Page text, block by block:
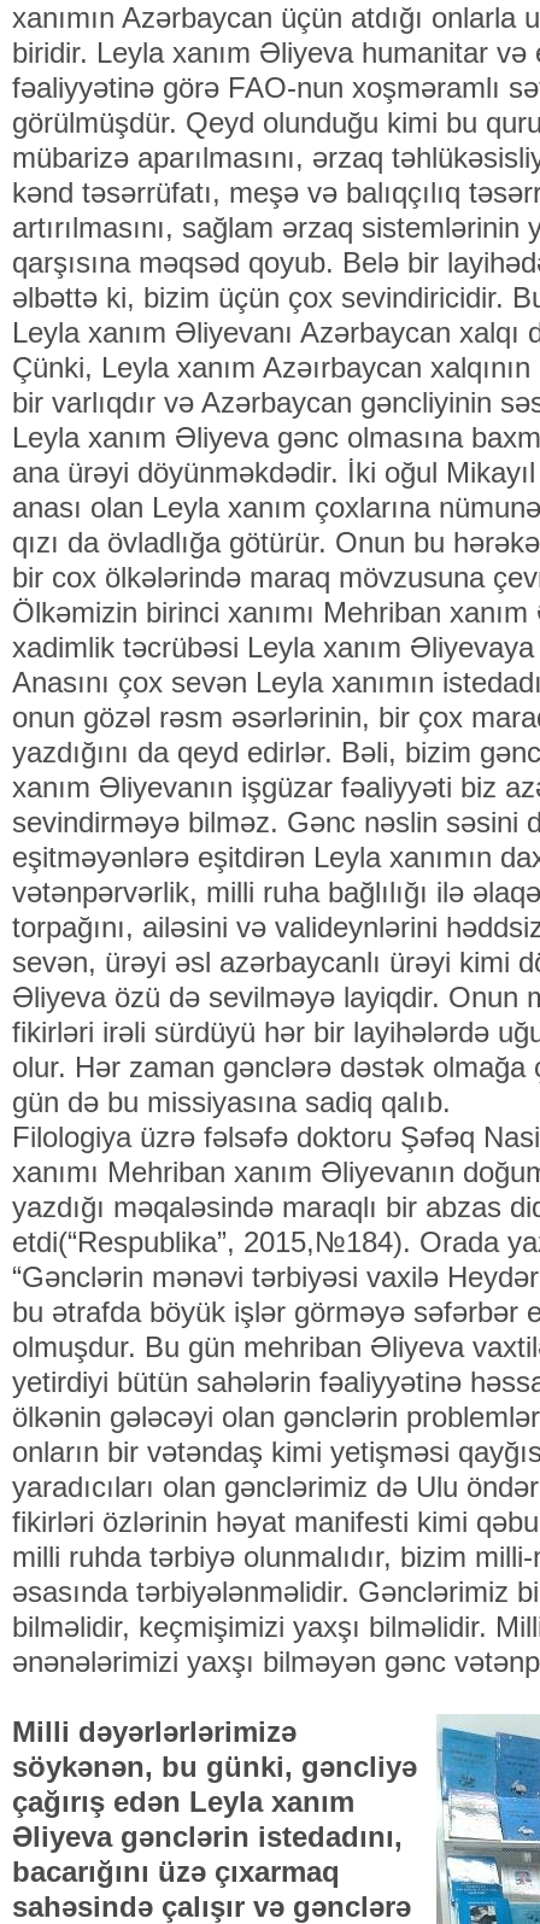
xanımın Azərbaycan üçün atdığı onlarla
biridir. Leyla xanım Əliyeva humanitar və
fəaliyyətinə görə FAO-nun xoşməramlı
görülmüşdür. Qeyd olunduğu kimi bu
mübarizə aparılmasını, ərzaq
kənd təsərrüfatı, meşə və balıqçılıq
artırılmasını, sağlam ərzaq sistemlərinin
qarşısına məqsəd qoyub. Belə bir
əlbəttə ki, bizim üçün çox sevindiricidir.
Leyla xanım Əliyevanı Azərbaycan xalqı
Çünki, Leyla xanım Azəırbaycan
bir varlıqdır və Azərbaycan gəncliyinin
Leyla xanım Əliyeva gənc olmasına
ana ürəyi döyünməkdədir. İki oğul
anası olan Leyla xanım çoxlarına
qızı da övladlığa götürür. Onun bu
bir cox ölkələrində maraq mövzusuna
Ölkəmizin birinci xanımı Mehriban
xadimlik təcrübəsi Leyla xanım
Anasını çox sevən Leyla xanımın
onun gözəl rəsm əsərlərinin, bir çox
yazdığını da qeyd edirlər. Bəli, bizim
xanım Əliyevanın işgüzar fəaliyyəti biz
sevindirməyə bilməz. Gənc nəslin səsini
eşitməyənlərə eşitdirən Leyla xanımın
vətənpərvərlik, milli ruha bağlılığı ilə
torpağını, ailəsini və valideynlərini
sevən, ürəyi əsl azərbaycanlı ürəyi kimi
Əliyeva özü də sevilməyə layiqdir. Onun
fikirləri irəli sürdüyü hər bir layihələrdə
olur. Hər zaman gənclərə dəstək olmağa
gün də bu missiyasına sadiq qalıb.
Filologiya üzrə fəlsəfə doktoru Şəfəq
xanımı Mehriban xanım Əliyevanın
yazdığı məqaləsində maraqlı bir abzas
etdi(“Respublika”, 2015,№184). Orada
“Gənclərin mənəvi tərbiyəsi vaxilə
bu ətrafda böyük işlər görməyə səfərbər
olmuşdur. Bu gün mehriban Əliyeva
yetirdiyi bütün sahələrin fəaliyyətinə
ölkənin gələcəyi olan gənclərin
onların bir vətəndaş kimi yetişməsi
yaradıcıları olan gənclərimiz də Ulu
fikirləri özlərinin həyat manifesti kimi
milli ruhda tərbiyə olunmalıdır, bizim
əsasında tərbiyələnməlidir. Gənclərimiz
bilməlidir, keçmişimizi yaxşı bilməlidir.
ənənələrimizi yaxşı bilməyən gənc
Milli dəyərlərlərimizə
söykənən, bu günki, gəncliyə
çağırış edən Leyla xanım
Əliyeva gənclərin istedadını,
bacarığını üzə çıxarmaq
sahəsində çalışır və gənclərə